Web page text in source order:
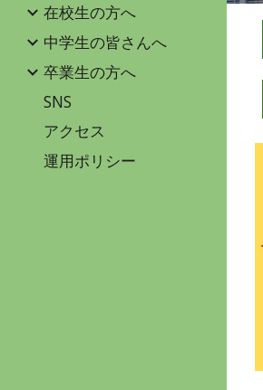
在校生の方へ
中学生の皆さんへ
卒業生の方へ
SNS
アクセス
運用ポリシー